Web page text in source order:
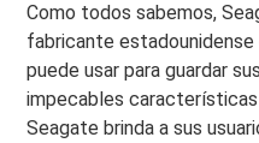
Como todos sabemos,
fabricante
puede usar para guardar
impecables
Seagate brinda a sus